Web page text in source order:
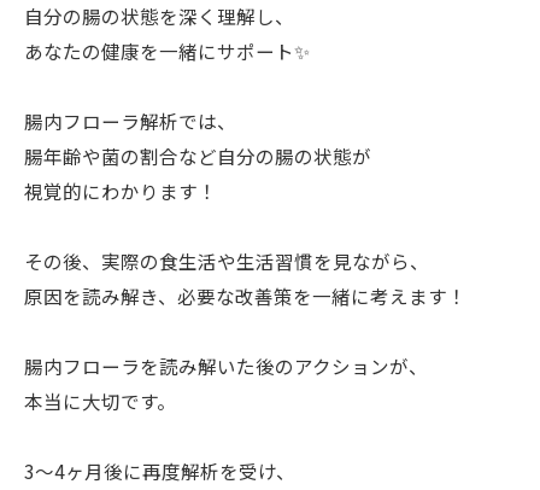
自分の腸の状態を深く理解し、
あなたの健康を一緒にサポート✨
腸内フローラ解析では、
腸年齢や菌の割合など自分の腸の状態が
視覚的にわかります！
その後、実際の食生活や生活習慣を見ながら、
原因を読み解き、必要な改善策を一緒に考えます！
腸内フローラを読み解いた後のアクションが、
本当に大切です。
3〜4ヶ月後に再度解析を受け、